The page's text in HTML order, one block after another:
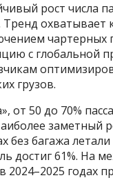
рост числа
охватывает
чартерных
с глобальной
грузов.
от 50 до 70%
заметный
без багажа
достиг 61%. На
годах